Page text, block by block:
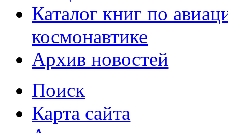
Каталог книг по
космонавтике
Архив новостей
Поиск
Карта сайта